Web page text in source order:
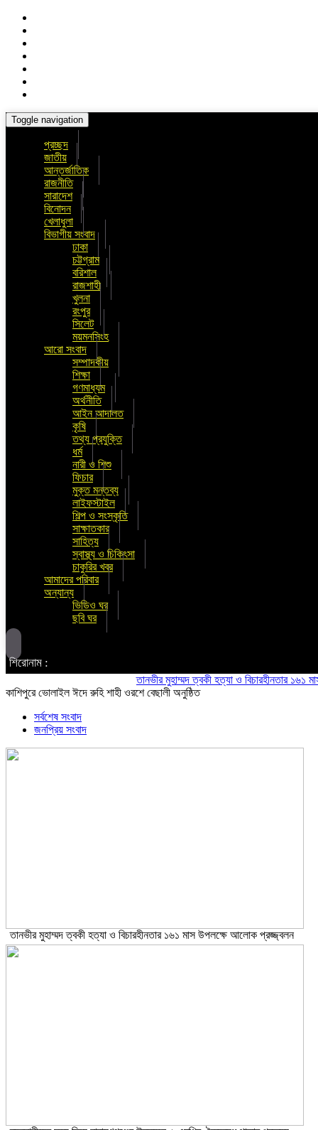
Toggle navigation
প্রচ্ছদ
জাতীয়
আন্তর্জাতিক
রাজনীতি
সারাদেশ
বিনোদন
খেলাধুলা
বিভাগীয় সংবাদ
ঢাকা
চট্টগ্রাম
বরিশাল
রাজশাহী
খুলনা
রংপুর
সিলেট
ময়মনসিংহ
আরো সংবাদ
সম্পাদকীয়
শিক্ষা
গণমাধ্যম
অর্থনীতি
আইন আদালত
কৃষি
তথ্য প্রযুক্তি
ধর্ম
নারী ও শিশু
ফিচার
মুক্ত মন্তব্য
লাইফস্টাইল
শিল্প ও সংস্কৃতি
সাক্ষাতকার
সাহিত্য
স্বাস্থ্য ও চিকিৎসা
চাকুরির খবর
আমাদের পরিবার
অন্যান্য
ভিডিও ঘর
ছবি ঘর
শিরোনাম :
তানভীর মুহাম্মদ ত্বকী হত্যা ও বিচারহীনতার ১৬১ মাস
কাশিপুরে ভোলাইল ঈদে রুহি শাহী ওরশে বেছালী অনুষ্ঠিত
সর্বশেষ সংবাদ
জনপ্রিয় সংবাদ
তানভীর মুহাম্মদ ত্বকী হত্যা ও বিচারহীনতার ১৬১ মাস উপলক্ষে আলোক প্রজ্জ্বলন